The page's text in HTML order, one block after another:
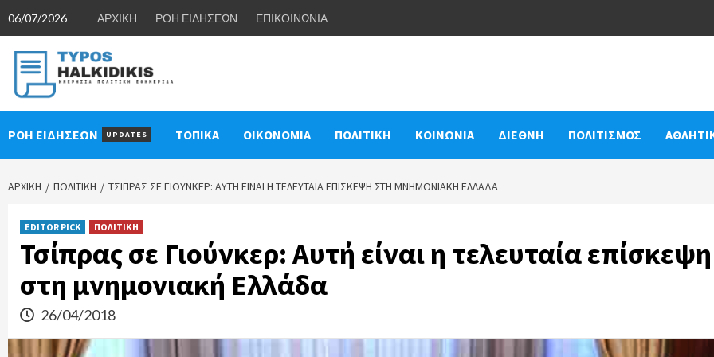
content
06/07/2026 ΑΡΧΙΚΗ ΡΟΗ ΕΙΔΗΣΕΩΝ ΕΠΙΚΟΙΝΩΝΙΑ
ΡΟΗ ΕΙΔΗΣΕΩΝ UPDATES ΤΟΠΙΚΑ ΟΙΚΟΝΟΜΙΑ ΠΟΛΙΤΙΚΗ ΚΟΙΝΩΝΙΑ ΔΙΕΘΝΗ ΠΟΛΙΤΙΣΜΟΣ
ΑΡΧΙΚΉ ΠΟΛΙΤΙΚΗ ΤΣΊΠΡΑΣ ΣΕ ΓΙΟΎΝΚΕΡ: ΑΥΤΉ ΕΊΝΑΙ Η ΤΕΛΕΥΤΑΊΑ ΕΠΊΣΚΕΨΗ ΣΤΗ ΜΝΗΜΟΝΙΑΚΉ ΕΛΛΆΔΑ
EDITOR PICK ΠΟΛΙΤΙΚΗ
Τσίπρας σε Γιούνκερ: Αυτή είναι η τελευταία επίσκεψη
στη μνημονιακή Ελλάδα
26/04/2018